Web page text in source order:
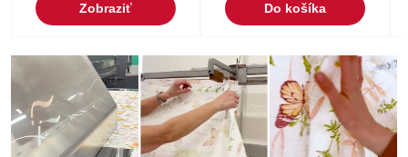
Zobraziť Do košíka